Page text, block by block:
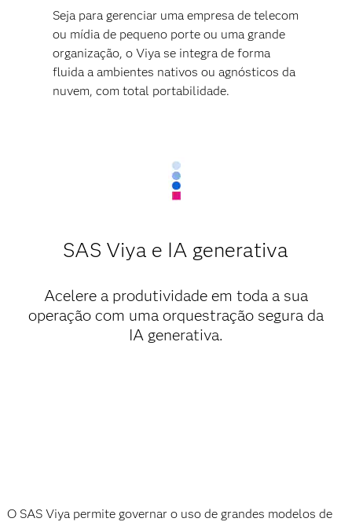
Seja para gerenciar uma empresa de telecom
ou mídia de pequeno porte ou uma grande
organização, o Viya se integra de forma
fluida a ambientes nativos ou agnósticos da
nuvem, com total portabilidade.
SAS Viya e IA generativa
Acelere a produtividade em toda a sua
operação com uma orquestração segura da
IA generativa.
O SAS Viya permite governar o uso de grandes modelos de